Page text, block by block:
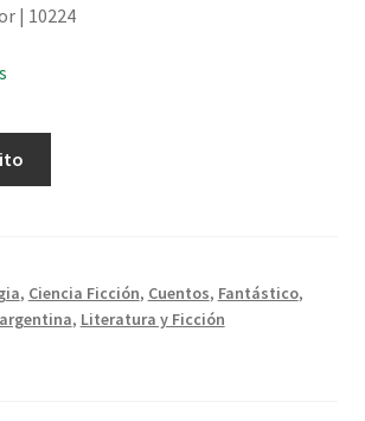
| 10224
, Ciencia Ficción, Cuentos, Fantástico,
, Literatura y Ficción